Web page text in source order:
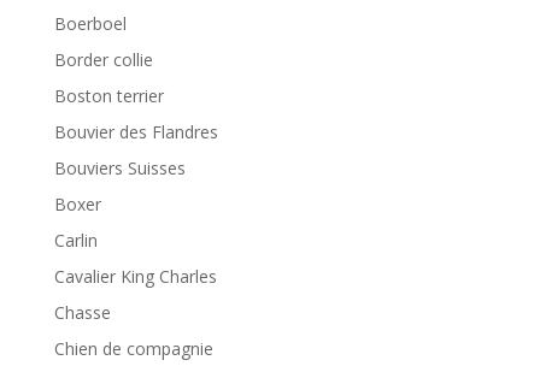
Boerboel
Border collie
Boston terrier
Bouvier des Flandres
Bouviers Suisses
Boxer
Carlin
Cavalier King Charles
Chasse
Chien de compagnie